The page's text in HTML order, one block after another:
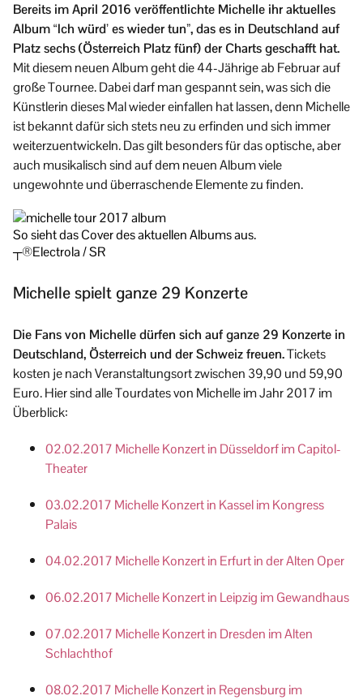
Bereits im April 2016 veröffentlichte Michelle ihr aktuelles
Album “Ich würd’ es wieder tun”, das es in Deutschland auf
Platz sechs (Österreich Platz fünf) der Charts geschafft hat.
Mit diesem neuen Album geht die 44-Jährige ab Februar auf
große Tournee. Dabei darf man gespannt sein, was sich die
Künstlerin dieses Mal wieder einfallen hat lassen, denn Michelle
ist bekannt dafür sich stets neu zu erfinden und sich immer
weiterzuentwickeln. Das gilt besonders für das optische, aber
auch musikalisch sind auf dem neuen Album viele
ungewohnte und überraschende Elemente zu finden.
So sieht das Cover des aktuellen Albums aus.
┬®Electrola / SR
Michelle spielt ganze 29 Konzerte
Die Fans von Michelle dürfen sich auf ganze 29 Konzerte in
Deutschland, Österreich und der Schweiz freuen.Tickets
kosten je nach Veranstaltungsort zwischen 39,90 und 59,90
Euro. Hier sind alle Tourdates von Michelle im Jahr 2017 im
Überblick:
02.02.2017 Michelle Konzert in Düsseldorf im Capitol-
Theater
03.02.2017 Michelle Konzert in Kassel im Kongress
Palais
04.02.2017 Michelle Konzert in Erfurt in der Alten Oper
06.02.2017 Michelle Konzert in Leipzig im Gewandhaus
07.02.2017 Michelle Konzert in Dresden im Alten
Schlachthof
08.02.2017 Michelle Konzert in Regensburg im